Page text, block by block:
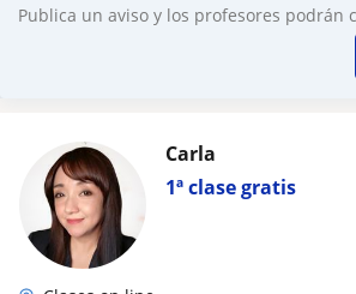
Publica un aviso y los profesores podrán
1ª clase gratis
Carla